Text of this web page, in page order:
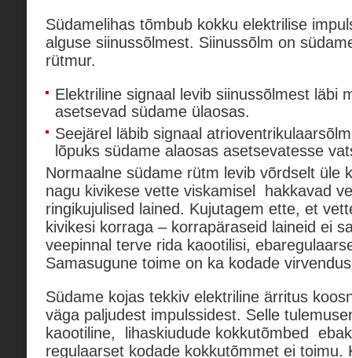
Südamelihas tõmbub kokku elektrilise
alguse siinussõlmest. Siinussõlm on
rütmur.
Elektriline signaal levib siinussõlmest läbi
asetsevad südame ülaosas.
Seejärel läbib signaal
lõpuks südame alaosas asetsevatesse
Normaalne südame rütm levib võrdselt üle
nagu kivikese vette viskamisel hakkavad
ringikujulised lained. Kujutagem ette, et
kivikesi korraga – korrapäraseid laineid ei
veepinnal terve rida kaootilisi,
Samasugune toime on ka kodade
Südame kojas tekkiv elektriline ärritus
väga paljudest impulssidest. Selle
kaootiline, lihaskiudude kokkutõmbed
regulaarset kodade kokkutõmmet ei toimu.